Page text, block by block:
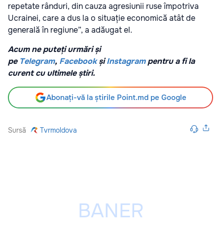
repetate rânduri, din cauza agresiunii ruse împotriva
Ucrainei, care a dus la o situație economică atât de
generală în regiune”, a adăugat el.
Acum ne puteți urmări și
pe Telegram, Facebook șiInstagrampentru a fi la
curent cu ultimele știri.
Abonați-vă la știrile Point.md pe Google
Sursă Tvrmoldova